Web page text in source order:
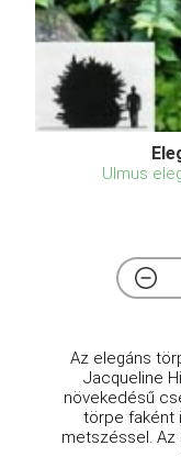
Ulmus
Az elegáns
Jacqueline
növekedésű
törpe faként
metszéssel.